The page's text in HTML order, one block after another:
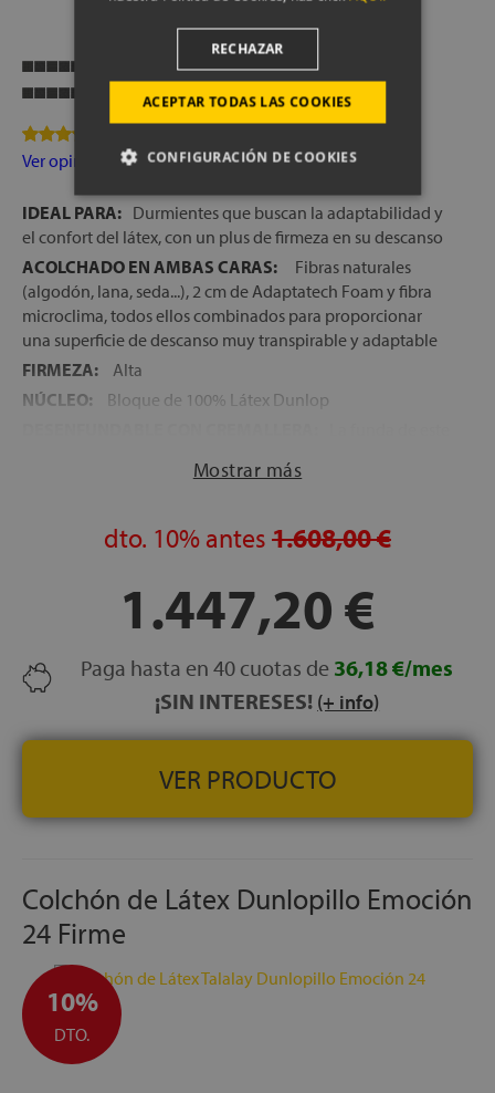
Transpirabilidad
Firmeza
Ver opiniones
IDEAL PARA: Durmientes que buscan la adaptabilidad y
el confort del látex, con un plus de firmeza en su descanso
ACOLCHADO EN AMBAS CARAS:
Fibras naturales
(algodón, lana, seda...), 2 cm de Adaptatech Foam y fibra
microclima, todos ellos combinados para proporcionar
una superficie de descanso muy transpirable y adaptable
FIRMEZA:
Alta
NÚCLEO:
Bloque de 100% Látex Dunlop
lavadora, siempre que sea necesario
configurado para una perfecta articulación, cuando se
TEJIDO ANTIDESLIZANTE:
La cara inferior del colchón
está tapizada con tejido con malla 3D de máxima
transpiración, que además es anti-deslizante
ENVÍO, MONTAJE Y RETIRADA DEL ANTIGUO
COLCHÓN, GRATUITOS
FABRICACIÓN ESPAÑOLA
ALTURA:
Mostrar más
dto. 10% antes 1.608,00 €
1.447,20 €
Paga hasta en 40 cuotas de 36,18 €/mes
¡SIN INTERESES! (+ info)
VER PRODUCTO
Colchón de Látex Dunlopillo Emoción
24 Firme
10%
DTO.
ACEPTAR TODAS LAS COOKIES
RECHAZAR
CONFIGURACIÓN DE COOKIES